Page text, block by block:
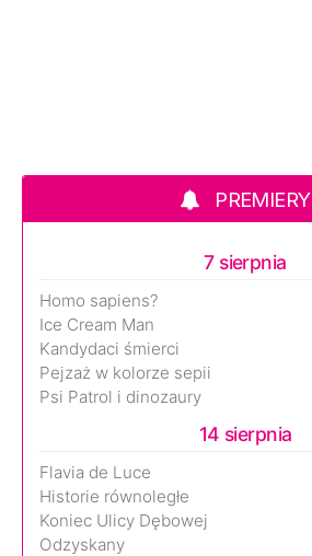
PREMIERY
7 sierpnia
Homo sapiens?
Ice Cream Man
Kandydaci śmierci
Pejzaż w kolorze sepii
Psi Patrol i dinozaury
14 sierpnia
Flavia de Luce
Historie równoległe
Koniec Ulicy Dębowej
Odzyskany